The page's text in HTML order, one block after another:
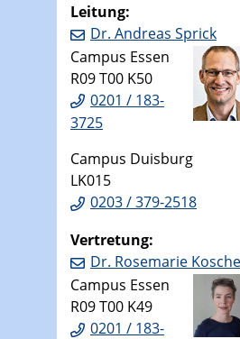
Leitung:
Dr. Andreas Sprick
Campus Essen
R09 T00 K50
0201 / 183-
3725
Campus Duisburg
LK015
0203 / 379-2518
Vertretung:
Dr. Rosemarie Kosche
Campus Essen
R09 T00 K49
0201 / 183-